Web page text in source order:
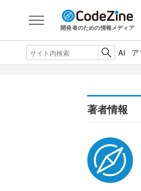
開発者のための情報メディア
AI
著者情報